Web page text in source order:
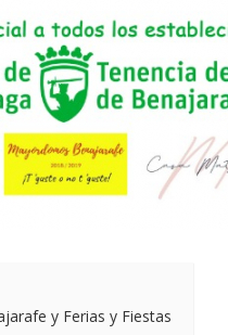
y Ferias y Fiestas